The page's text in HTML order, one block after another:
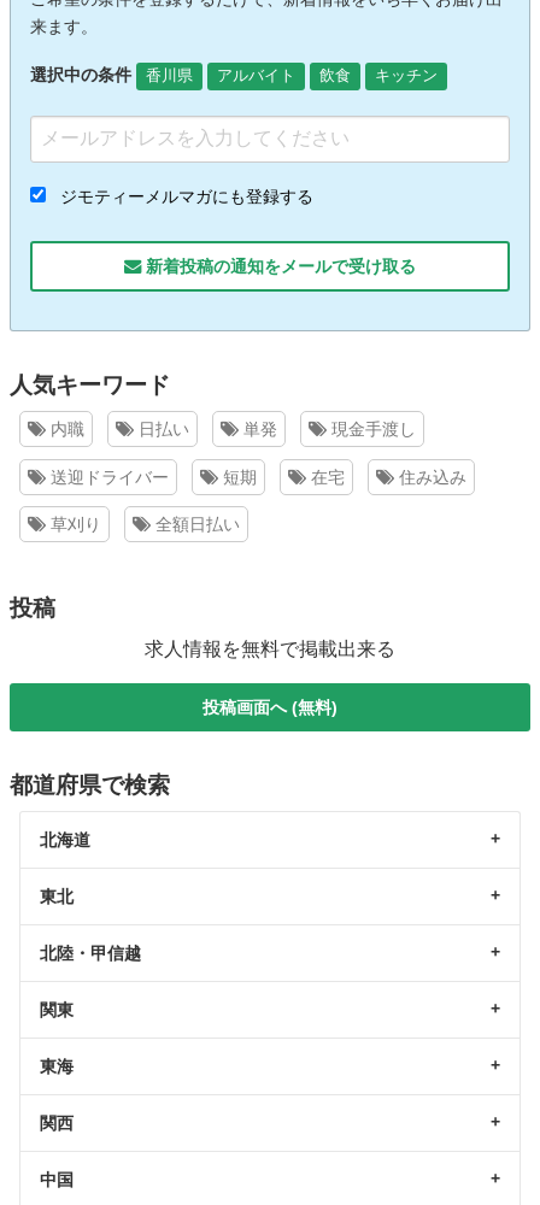
来ます。
選択中の条件 香川県 アルバイト 飲食 キッチン
ジモティーメルマガにも登録する
新着投稿の通知をメールで受け取る
人気キーワード
内職 日払い 単発 現金手渡し
送迎ドライバー 短期 在宅 住み込み
草刈り 全額日払い
投稿
求人情報を無料で掲載出来る
投稿画面へ (無料)
都道府県で検索
北海道
東北
北陸・甲信越
関東
東海
関西
中国